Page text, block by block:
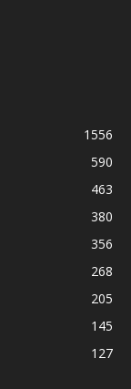
1556
590
463
380
356
268
205
145
127